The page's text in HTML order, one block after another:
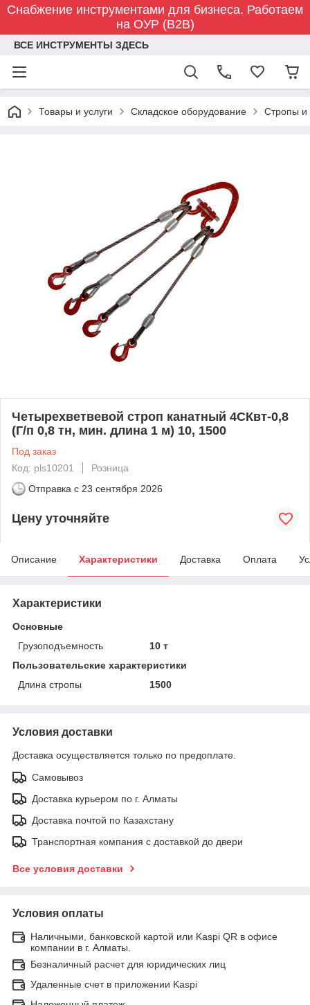
Снабжение инструментами для бизнеса. Работаем
на ОУР (B2B)
ВСЕ ИНСТРУМЕНТЫ ЗДЕСЬ
Товары и услуги Складское оборудование Стропы и
Четырехветвевой строп канатный 4СКвт-0,8
(Г/п 0,8 тн, мин. длина 1 м) 10, 1500
Под заказ
Код: pls10201
Розница
Отправка с 23 сентября 2026
Цену уточняйте
Описание Характеристики Доставка Оплата
Характеристики
Основные
Грузоподъемность
10 т
Пользовательские характеристики
Длина стропы
1500
Условия доставки
Доставка осуществляется только по предоплате.
Самовывоз
Доставка курьером по г. Алматы
Доставка почтой по Казахстану
Транспортная компания с доставкой до двери
Все условия доставки
Условия оплаты
Наличными, банковской картой или Kaspi QR в офисе
компании в г. Алматы.
Безналичный расчет для юридических лиц
Удаленные счет в приложении Kaspi